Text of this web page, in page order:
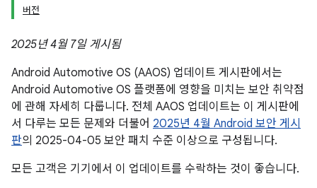
버전
2025년 4월 7일 게시됨
Android Automotive OS (AAOS) 업데이트 게시판에서는
Android Automotive OS 플랫폼에 영향을 미치는 보안 취약점
에 관해 자세히 다룹니다. 전체 AAOS 업데이트는 이 게시판에
서 다루는 모든 문제와 더불어 2025년 4월 Android 보안 게시
판의 2025-04-05 보안 패치 수준 이상으로 구성됩니다.
모든 고객은 기기에서 이 업데이트를 수락하는 것이 좋습니다.